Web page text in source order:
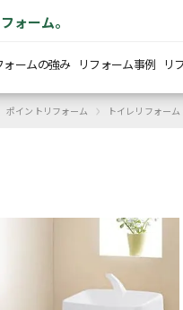
ォーム。
ォームの強み リフォーム事例 リ
ポイントリフォーム › トイレリフォー